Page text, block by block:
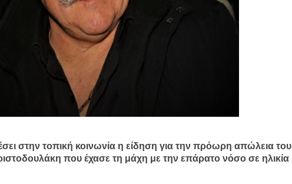
στην τοπική κοινωνία η είδηση για την πρόωρη απώλεια του
που έχασε τη μάχη με την επάρατο νόσο σε ηλικία